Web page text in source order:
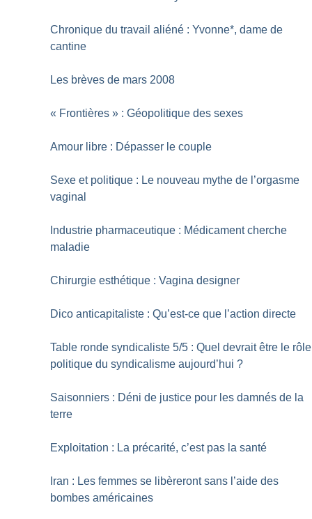
Chronique du travail aliéné : Yvonne*, dame de
cantine
Les brèves de mars 2008
« Frontières » : Géopolitique des sexes
Amour libre : Dépasser le couple
Sexe et politique : Le nouveau mythe de l’orgasme
vaginal
Industrie pharmaceutique : Médicament cherche
maladie
Chirurgie esthétique : Vagina designer
Dico anticapitaliste : Qu’est-ce que l’action directe
Table ronde syndicaliste 5/5 : Quel devrait être le rôle
politique du syndicalisme aujourd’hui ?
Saisonniers : Déni de justice pour les damnés de la
terre
Exploitation : La précarité, c’est pas la santé
Iran : Les femmes se libèreront sans l’aide des
bombes américaines